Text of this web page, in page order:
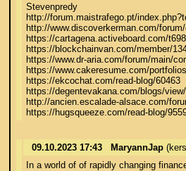
Stevenpredy
http://forum.maistrafego.pt/
http://www.discoverkerman.com/
https://cartagena.activeboard.com/
https://blockchainvan.com/member/
https://www.dr-aria.com/forum/main/
https://www.cakeresume.com/
https://ekcochat.com/read-blog/60463
https://degentevakana.com/blogs/
http://ancien.escalade-alsace.com/
https://hugsqueeze.com/read-blog/
09.10.2023 17:43 MaryannJap
In a world of of rapidly changing